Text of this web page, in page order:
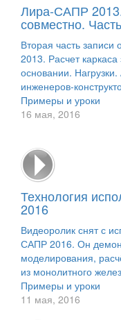
Лира-САПР 2013.
совместно.
Вторая часть
2013. Расчет
основании.
инженеров-
Примеры и уроки
16 мая, 2016
Технология
2016
Видеоролик снят с
САПР 2016. Он
моделирования,
из монолитного
Примеры и уроки
11 мая, 2016